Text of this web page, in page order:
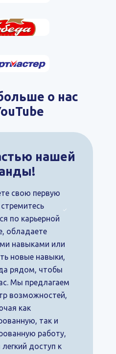
нашей
свою первую
по карьерной
обладаете
навыками или
новые навыки,
рядом, чтобы
Мы предлагаем
возможностей,
как
так и
работу,
доступ к
о нас